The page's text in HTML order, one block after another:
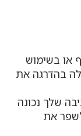
או בשימוש
בהדרגה את
שלך נכונה
את